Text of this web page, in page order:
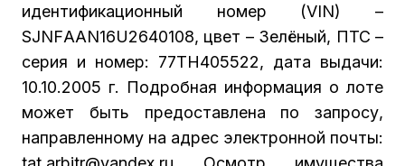
идентификационный номер (VIN) –
SJNFААN16U2640108, цвет – Зелёный, ПТС –
серия и номер: 77ТН405522, дата выдачи:
10.10.2005 г. Подробная информация о лоте
может быть предоставлена по запросу,
направленному на адрес электронной почты: